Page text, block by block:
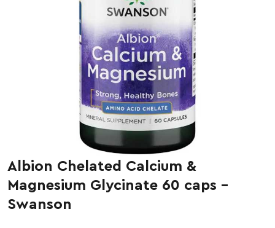
Έχει εξαντληθεί
Albion Chelated Calcium &
Magnesium Glycinate 60 caps -
Swanson